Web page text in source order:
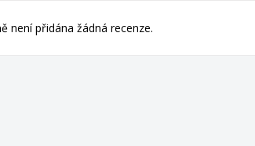
není přidána žádná recenze.